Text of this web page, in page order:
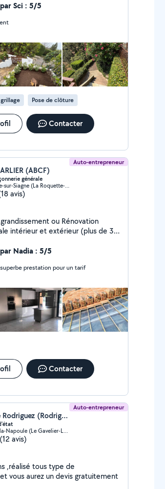
meuble, peinture
Sci : 5/5
Pose de clôture
Contacter
Auto-entrepreneur
(ABCF)
générale
La Roquette-sur-Siagne (La Roquette-sur-Siagne)
avis)
ou Rénovation
30
Nadia : 5/5
prestation pour un tarif
Contacter
Auto-entrepreneur
Gregoire Rodriguez (Rodriguez gregoire)
Mandelieu-la-Napoule (Le Gavelier-La Tour)
(12 avis)
,réalisé tous type de
vous aurez un devis gratuitement